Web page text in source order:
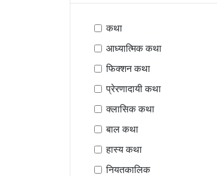
कथा
आध्यात्मिक कथा
फिक्शन कथा
प्रेरणादायी कथा
क्लासिक कथा
बाल कथा
हास्य कथा
नियतकालिक